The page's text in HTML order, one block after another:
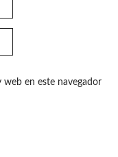
en este navegador